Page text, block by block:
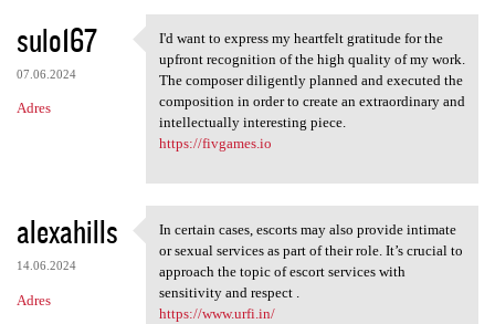
sulo167
07.06.2024
Adres
I'd want to express my
I'd want to express my heartfelt gratitude for the
upfront recognition of the high quality of my work.
The composer diligently planned and executed the
composition in order to create an extraordinary and
intellectually interesting piece.
https://fivgames.io
alexahills
14.06.2024
Adres
In certain cases, escorts may
In certain cases, escorts may also provide intimate
or sexual services as part of their role. It’s crucial to
approach the topic of escort services with
sensitivity and respect .
https://www.urfi.in/